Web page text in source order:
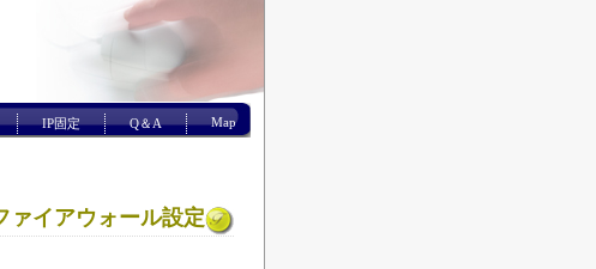
IP固定 Q＆A Map
ァイアウォール設定